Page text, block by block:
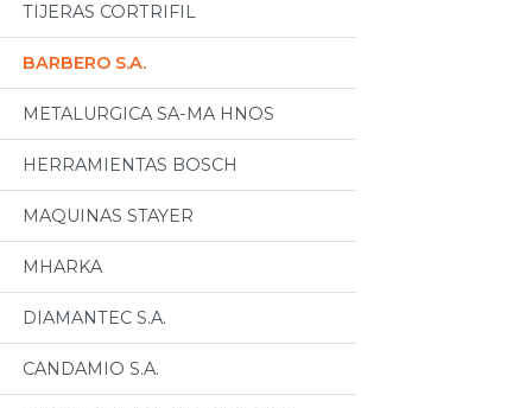
TIJERAS CORTRIFIL
BARBERO S.A.
METALURGICA SA-MA HNOS
HERRAMIENTAS BOSCH
MAQUINAS STAYER
MHARKA
DIAMANTEC S.A.
CANDAMIO S.A.